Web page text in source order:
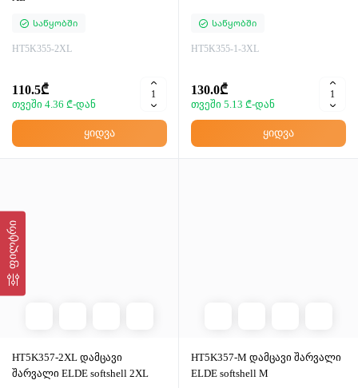
ფილტრი
Საწყობში
HT5K355-2XL
110.5₾
თვეში 4.36 ₾-დან
ყიდვა
Საწყობში
HT5K355-1-3XL
130.0₾
თვეში 5.13 ₾-დან
ყიდვა
HT5K357-2XL დამცავი
შარვალი ELDE softshell 2XL
HT5K357-M დამცავი შარვალი
ELDE softshell M